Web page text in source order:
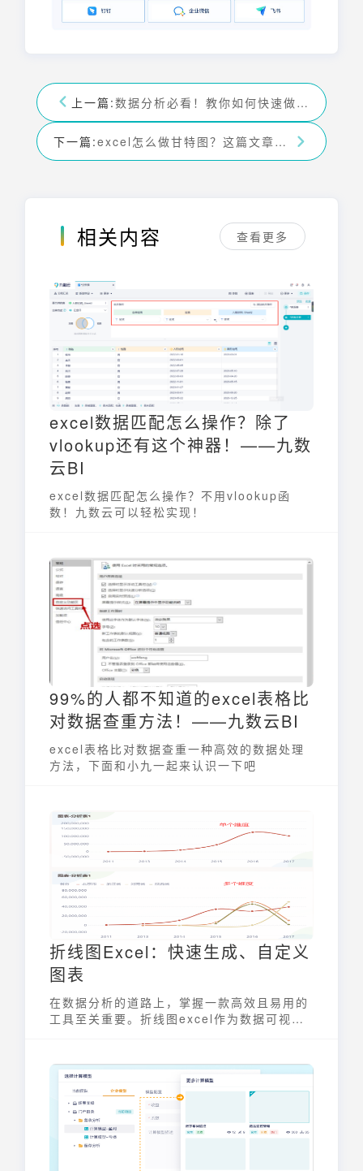
上一篇: 数据分析必看！教你如何快速做出自动计算excel表格数据！——九数云BI
下一篇: excel怎么做甘特图？这篇文章包教包会！——九数云BI
相关内容 查看更多
excel数据匹配怎么操作？除了
vlookup还有这个神器！——九数
云BI
excel数据匹配怎么操作？不用vlookup函
数！九数云可以轻松实现！
99%的人都不知道的excel表格比
对数据查重方法！——九数云BI
excel表格比对数据查重一种高效的数据处理
方法，下面和小九一起来认识一下吧
折线图Excel：快速生成、自定义
图表
在数据分析的道路上，掌握一款高效且易用的
工具至关重要。折线图excel作为数据可视化
无论是销售业绩分析、市场趋势预测还是科研
数据展示，折线图excel都能发挥其独特的优
势，成为数据分析的利器。